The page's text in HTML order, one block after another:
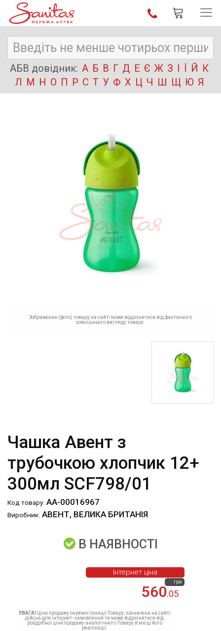
АБВ довідник: А Б В Г Д Е Є Ж З І Ї Й К
Л М Н О П Р С Т У Ф Х Ц Ч Ш Щ Ю Я
Зображення (фото) товару на сайті може відрізнятися від фактичного
зовнішнього вигляду товару.
Чашка Авент з
трубочкою хлопчик 12+
300мл SCF798/01
Код товару: АА-00016967
Виробник: АВЕНТ, ВЕЛИКА БРИТАНІЯ
В НАЯВНОСТІ
560.05
грн
Інтернет ціна
УВАГА! Ціна продажу окремої позиції Товару, зазначена на сайті
дійсна для інтернет- замовлення та може відрізнятися від
роздрібної ціни продажу аналогічного Товару в місці його
реалізації.